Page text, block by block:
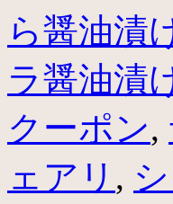
ら醤油漬
ラ醤油漬
クーポン,
ェアリ ,